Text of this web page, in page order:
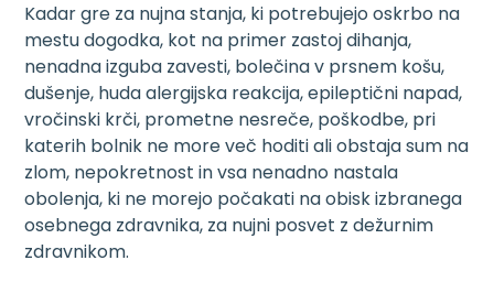
Kadar gre za nujna stanja, ki potrebujejo oskrbo na
mestu dogodka, kot na primer zastoj dihanja,
nenadna izguba zavesti, bolečina v prsnem košu,
dušenje, huda alergijska reakcija, epileptični napad,
vročinski krči, prometne nesreče, poškodbe, pri
katerih bolnik ne more več hoditi ali obstaja sum na
zlom, nepokretnost in vsa nenadno nastala
obolenja, ki ne morejo počakati na obisk izbranega
osebnega zdravnika, za nujni posvet z dežurnim
zdravnikom.